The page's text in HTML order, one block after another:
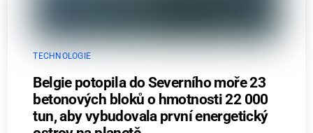
TECHNOLOGIE
Belgie potopila do Severního moře 23
betonových bloků o hmotnosti 22 000
tun, aby vybudovala první energetický